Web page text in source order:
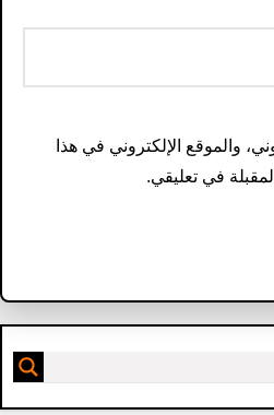
والموقع الإلكتروني في هذا
في تعليقي.